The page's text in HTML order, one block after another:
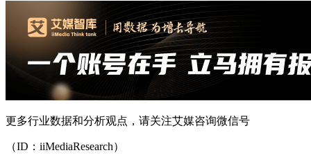
更多行业数据和分析观点，请关注艾媒咨询微信号
（ID：iiMediaResearch）